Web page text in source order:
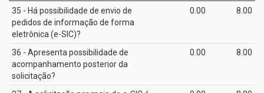
35 - Há possibilidade de envio de
pedidos de informação de forma
eletrônica (e­-SIC)?
0.00 8.00
36 - Apresenta possibilidade de
acompanhamento posterior da
solicitação?
0.00 8.00